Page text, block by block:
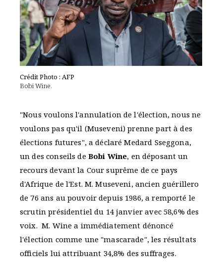
Crédit Photo : AFP
Bobi Wine.
"Nous voulons l'annulation de l'élection, nous ne
voulons pas qu'il (Museveni) prenne part à des
élections futures", a déclaré Medard Sseggona,
un des conseils de Bobi Wine, en déposant un
recours devant la Cour suprême de ce pays
d'Afrique de l'Est. M. Museveni, ancien guérillero
de 76 ans au pouvoir depuis 1986, a remporté le
scrutin présidentiel du 14 janvier avec 58,6% des
voix. M. Wine a immédiatement dénoncé
l'élection comme une "mascarade", les résultats
officiels lui attribuant 34,8% des suffrages.